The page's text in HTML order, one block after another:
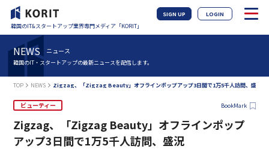
韓国のIT&スタートアップ業界専門メディア「KORIT」
SIGN UP LOGIN
NEWS ニュース
韓国のIT・スタートアップの最新ニュースを配信します。
TOP NEWS Zigzag、「Zigzag Beauty」オフラインポップアップ3日間で1万5千人訪問、盛況
ビューティー BookMark
Zigzag、「Zigzag Beauty」オフラインポップ
アップ3日間で1万5千人訪問、盛況